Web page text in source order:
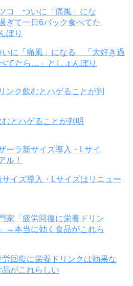
に「痛風」になる 「大好き過
てたら…」としょんぼり
とハゲることが判明
サイズ導入・Lサイズはリニュー
労回復に栄養ドリンクは効果な
がこれらしい